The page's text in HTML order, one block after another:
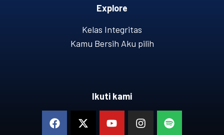
Explore
Kelas Integritas
Kamu Bersih Aku pilih
Ikuti kami